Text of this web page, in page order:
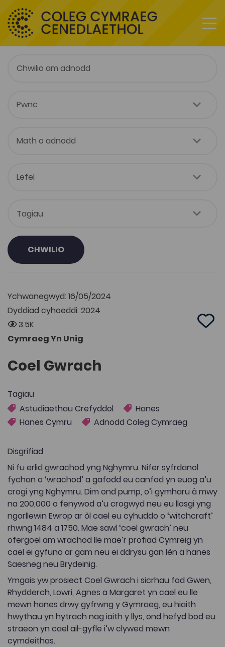
CHWILIO
Ychwanegwyd: 16/05/2024
Dyddiad cyhoeddi: 2024
3.5K
Cymraeg Yn Unig
Add
Coel Gwrach
Tagiau
Astudiaethau Crefyddol
Hanes
Hanes Cymru
Adnodd Coleg Cymraeg
Disgrifiad
Ni fu erlid gwrachod yng Nghymru. Nifer syfrdanol
fychan o ‘wrachod’ a gafodd eu canfod yn euog a’u
crogi yng Nghymru. Dim ond pump, o’i gymharu â mwy
na 200,000 o fenywod a’u crogwyd neu eu llosgi yng
ngorllewin Ewrop ar ôl cael eu cyhuddo o ‘witchcraft’
rhwng 1484 a 1750. Mae sawl ‘coel gwrach’ neu
ofergoel am wrachod lle mae’r profiad Cymreig yn
cael ei gyfuno ar gam neu ei ddrysu gan lên a hanes
Saesneg neu Brydeinig.
Ymgais yw prosiect Coel Gwrach i sicrhau fod Gwen,
Rhydderch, Lowri, Agnes a Margaret yn cael eu lle
mewn hanes drwy gyfrwng y Gymraeg, eu hiaith
hwythau yn hytrach nag iaith y llys, ond hefyd bod eu
straeon yn cael ail-gyfle i’w clywed mewn
cymdeithas.